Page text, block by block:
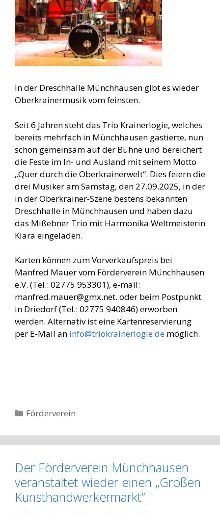
In der Dreschhalle Münchhausen gibt es wieder
Oberkrainermusik vom feinsten.
Seit 6 Jahren steht das Trio Krainerlogie, welches
bereits mehrfach in Münchhausen gastierte, nun
schon gemeinsam auf der Bühne und bereichert
die Feste im In- und Ausland mit seinem Motto
„Quer durch die Oberkrainerwelt“. Dies feiern die
drei Musiker am Samstag, den 27.09.2025, in der
in der Oberkrainer-Szene bestens bekannten
Dreschhalle in Münchhausen und haben dazu
das Mißebner Trio mit Harmonika Weltmeisterin
Klara eingeladen.
Karten können zum Vorverkaufspreis bei
Manfred Mauer vom Förderverein Münchhausen
e.V. (Tel.: 02775 953301), e-mail:
manfred.mauer@gmx.net. oder beim Postpunkt
in Driedorf (Tel.: 02775 940846) erworben
werden. Alternativ ist eine Kartenreservierung
per E-Mail an info@triokrainerlogie.de möglich.
Kategorien
Förderverein
Der Förderverein Münchhausen
veranstaltet wieder einen „Großen
Kunsthandwerkermarkt“